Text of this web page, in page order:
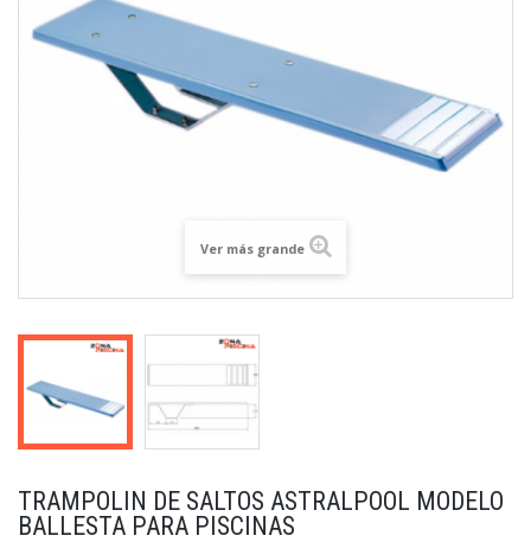
Ver más grande
TRAMPOLIN DE SALTOS ASTRALPOOL MODELO
BALLESTA PARA PISCINAS